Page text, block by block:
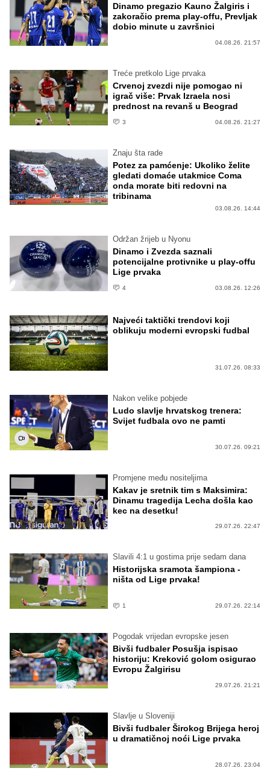
Dinamo pregazio Kauno Žalgiris i
zakoračio prema play-offu, Prevljak
dobio minute u završnici
04.08.26. 21:57
Treće pretkolo Lige prvaka
Crvenoj zvezdi nije pomogao ni
igrač više: Prvak Izraela nosi
prednost na revanš u Beograd
3 04.08.26. 21:27
Znaju šta rade
Potez za pamćenje: Ukoliko želite
gledati domaće utakmice Coma
onda morate biti redovni na
tribinama
03.08.26. 14:44
Održan žrijeb u Nyonu
Dinamo i Zvezda saznali
potencijalne protivnike u play-offu
Lige prvaka
4 03.08.26. 12:26
Najveći taktički trendovi koji
oblikuju moderni evropski fudbal
31.07.26. 08:33
Nakon velike pobjede
Ludo slavlje hrvatskog trenera:
Svijet fudbala ovo ne pamti
30.07.26. 09:21
Promjene među nositeljima
Kakav je sretnik tim s Maksimira:
Dinamu tragedija Lecha došla kao
kec na desetku!
29.07.26. 22:47
Slavili 4:1 u gostima prije sedam dana
Historijska sramota šampiona -
ništa od Lige prvaka!
1 29.07.26. 22:14
Pogodak vrijedan evropske jesen
Bivši fudbaler Posušja ispisao
historiju: Kreković golom osigurao
Evropu Žalgirisu
29.07.26. 21:21
Slavlje u Sloveniji
Bivši fudbaler Širokog Brijega heroj
u dramatičnoj noći Lige prvaka
28.07.26. 23:04